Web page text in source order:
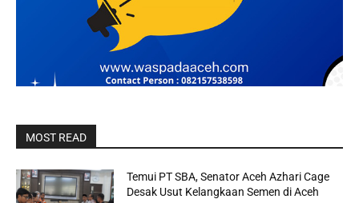
MOST READ
Temui PT SBA, Senator Aceh Azhari Cage
Desak Usut Kelangkaan Semen di Aceh